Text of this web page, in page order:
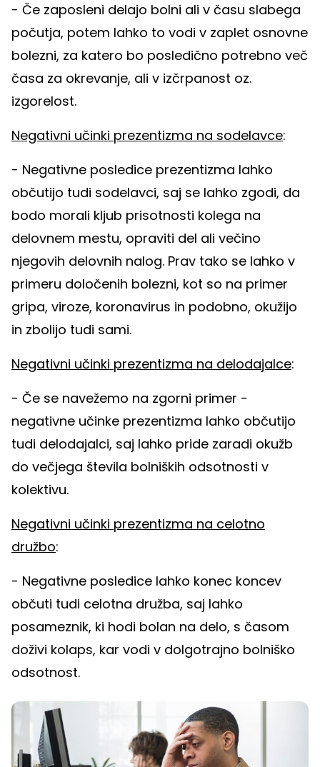
- Če zaposleni delajo bolni ali v času slabega
počutja, potem lahko to vodi v zaplet osnovne
bolezni, za katero bo posledično potrebno več
časa za okrevanje, ali v izčrpanost oz.
izgorelost.
Negativni učinki prezentizma na sodelavce:
- Negativne posledice prezentizma lahko
občutijo tudi sodelavci, saj se lahko zgodi, da
bodo morali kljub prisotnosti kolega na
delovnem mestu, opraviti del ali večino
njegovih delovnih nalog. Prav tako se lahko v
primeru določenih bolezni, kot so na primer
gripa, viroze, koronavirus in podobno, okužijo
in zbolijo tudi sami.
Negativni učinki prezentizma na delodajalce:
- Če se navežemo na zgorni primer -
negativne učinke prezentizma lahko občutijo
tudi delodajalci, saj lahko pride zaradi okužb
do večjega števila bolniških odsotnosti v
kolektivu.
Negativni učinki prezentizma na celotno
družbo:
- Negativne posledice lahko konec koncev
občuti tudi celotna družba, saj lahko
posameznik, ki hodi bolan na delo, s časom
doživi kolaps, kar vodi v dolgotrajno bolniško
odsotnost.